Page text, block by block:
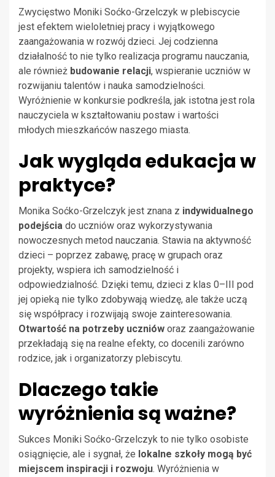
Zwycięstwo Moniki Soćko-Grzelczyk w plebiscycie
jest efektem wieloletniej pracy i wyjątkowego
zaangażowania w rozwój dzieci. Jej codzienna
działalność to nie tylko realizacja programu nauczania,
ale również budowanie relacji, wspieranie uczniów w
rozwijaniu talentów i nauka samodzielności.
Wyróżnienie w konkursie podkreśla, jak istotna jest rola
nauczyciela w kształtowaniu postaw i wartości
młodych mieszkańców naszego miasta.
Jak wygląda edukacja w
praktyce?
Monika Soćko-Grzelczyk jest znana z indywidualnego
podejścia do uczniów oraz wykorzystywania
nowoczesnych metod nauczania. Stawia na aktywność
dzieci – poprzez zabawę, pracę w grupach oraz
projekty, wspiera ich samodzielność i
odpowiedzialność. Dzięki temu, dzieci z klas 0–III pod
jej opieką nie tylko zdobywają wiedzę, ale także uczą
się współpracy i rozwijają swoje zainteresowania.
Otwartość na potrzeby uczniów oraz zaangażowanie
przekładają się na realne efekty, co docenili zarówno
rodzice, jak i organizatorzy plebiscytu.
Dlaczego takie
wyróżnienia są ważne?
Sukces Moniki Soćko-Grzelczyk to nie tylko osobiste
osiągnięcie, ale i sygnał, że lokalne szkoły mogą być
miejscem inspiracji i rozwoju. Wyróżnienia w